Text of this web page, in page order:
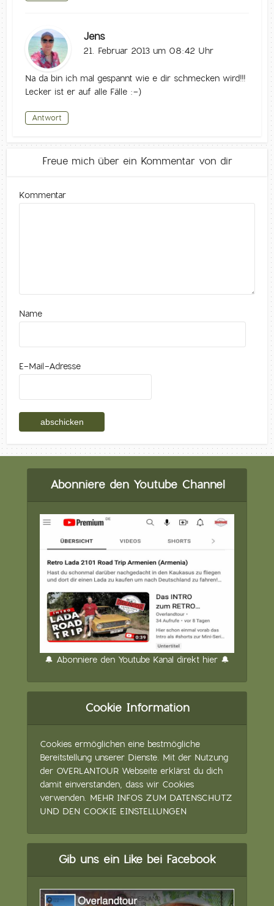
Jens
21. Februar 2013 um 08:42 Uhr
Na da bin ich mal gespannt wie e dir schmecken wird!!!
Lecker ist er auf alle Fälle :-)
Antwort
Freue mich über ein Kommentar von dir
Kommentar
Name
E-Mail-Adresse
Abonniere den Youtube Channel
🔔 Abonniere den Youtube Kanal direkt hier 🔔
Cookie Information
Cookies ermöglichen eine bestmögliche
Bereitstellung unserer Dienste. Mit der Nutzung
der OVERLANTOUR Webseite erklärst du dich
damit einverstanden, dass wir Cookies
verwenden. MEHR INFOS ZUM DATENSCHUTZ
UND DEN COOKIE EINSTELLUNGEN
Gib uns ein Like bei Facebook